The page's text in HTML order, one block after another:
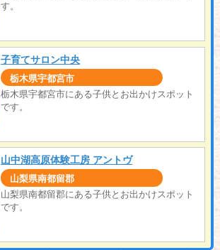
す。
子育てサロン中央
栃木県宇都宮市
栃木県宇都宮市にある子供とお出かけスポット
です。
山中湖高原体験工房 アントヴ
山梨県南都留郡
山梨県南都留郡にある子供とお出かけスポット
です。